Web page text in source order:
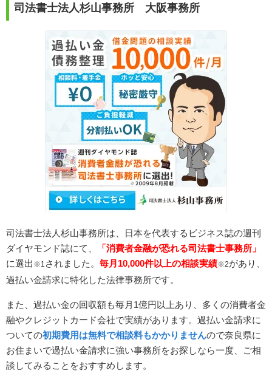
司法書士法人杉山事務所 大阪事務所
司法書士法人杉山事務所は、日本を代表するビジネス誌の週刊
ダイヤモンド誌にて、
「消費者金融が恐れる司法書士事務所」
に選出 ※1 されました。 毎月10,000件以上の相談実績※2があり、
過払い金請求に特化した法律事務所です。
また、過払い金の回収額も毎月1億円以上あり、多くの消費者金
融やクレジットカード会社で実績があります。過払い金請求に
ついての初期費用は無料で相談料もかかりませんので奈良県に
お住まいで過払い金請求に強い事務所をお探しなら一度、ご相
談してみることをおすすめします。